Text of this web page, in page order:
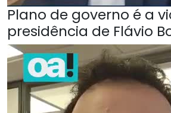
Plano de governo é a
presidência de Flávio